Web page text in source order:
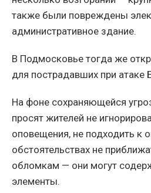
также были повреждены
административное здание.
В Подмосковье тогда же
для пострадавших при атаке
На фоне сохраняющейся
просят жителей не
оповещения, не подходить к
обстоятельствах не
обломкам — они могут
элементы.